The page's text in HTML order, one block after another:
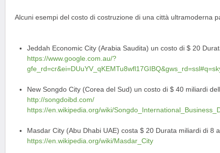
Alcuni esempi del costo di costruzione di una città ultramoderna
Jeddah Economic City (Arabia Saudita) un costo di $ 20
https://www.google.com.au/?
New Songdo City (Corea del Sud) un costo di $ 40 miliardi
http://songdoibd.com/
https://en.wikipedia.org/wiki/
Masdar City (Abu Dhabi UAE) costa $ 20 Durata miliardi di 8
https://en.wikipedia.org/wiki/Masdar_City